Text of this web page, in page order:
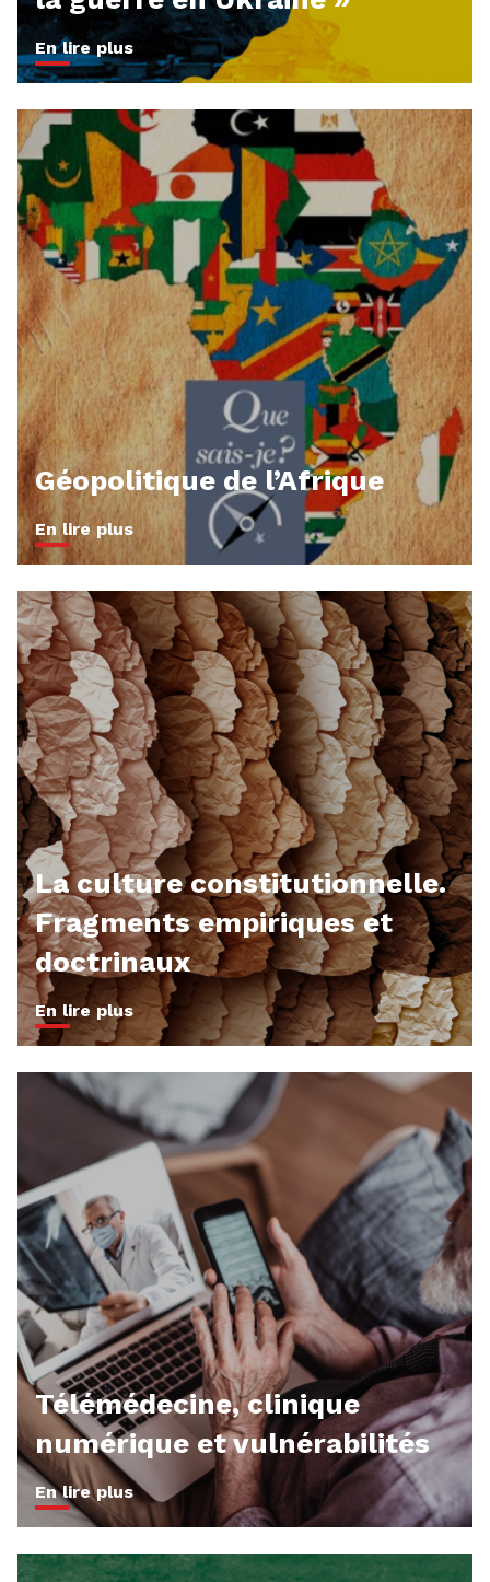
En lire plus
Géopolitique de l’Afrique
En lire plus
La culture constitutionnelle.
Fragments empiriques et
doctrinaux
En lire plus
Télémédecine, clinique
numérique et vulnérabilités
En lire plus